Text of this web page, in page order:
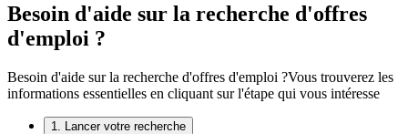
Besoin d'aide sur la recherche d'offres
d'emploi ?
Besoin d'aide sur la recherche d'offres d'emploi ?Vous trouverez les
informations essentielles en cliquant sur l'étape qui vous intéresse
1. Lancer votre recherche